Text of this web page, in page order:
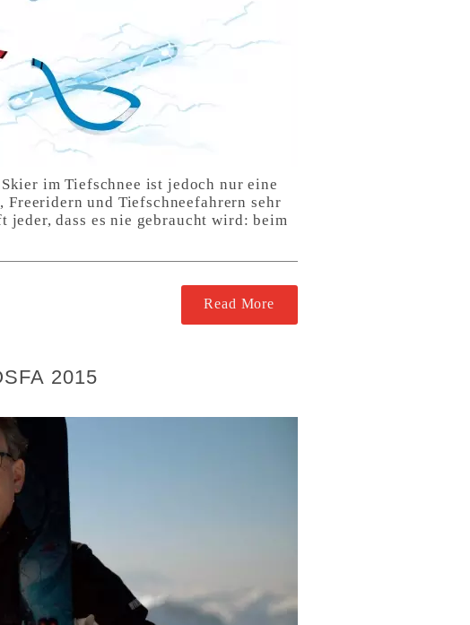
im Tiefschnee ist jedoch nur eine
und Tiefschneefahrern sehr
dass es nie gebraucht wird: beim
Read More
2015